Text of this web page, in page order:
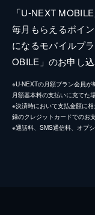
「U-NEXT
毎月もらえるポイ
になるモバイルプ
OBILE」のお申し
※U-NEXTの月額プラン会員
月額基本料の支払いに充てた場
※決済時において支払金額に
録のクレジットカードでのお
※通話料、SMS通信料、オプ